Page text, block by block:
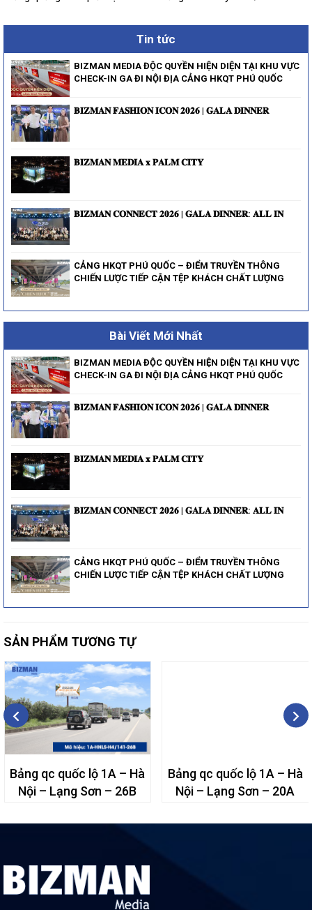
Tin tức
BIZMAN MEDIA ĐỘC QUYỀN HIỆN DIỆN TẠI KHU VỰC
CHECK-IN GA ĐI NỘI ĐỊA CẢNG HKQT PHÚ QUỐC
𝐁𝐈𝐙𝐌𝐀𝐍 𝐅𝐀𝐒𝐇𝐈𝐎𝐍 𝐈𝐂𝐎𝐍 𝟐𝟎𝟐𝟔 | 𝐆𝐀𝐋𝐀 𝐃𝐈𝐍𝐍𝐄𝐑
𝐁𝐈𝐙𝐌𝐀𝐍 𝐌𝐄𝐃𝐈𝐀 𝐱 𝐏𝐀𝐋𝐌 𝐂𝐈𝐓𝐘
𝐁𝐈𝐙𝐌𝐀𝐍 𝐂𝐎𝐍𝐍𝐄𝐂𝐓 𝟐𝟎𝟐𝟔 | 𝐆𝐀𝐋𝐀 𝐃𝐈𝐍𝐍𝐄𝐑: 𝐀𝐋𝐋 𝐈𝐍
CẢNG HKQT PHÚ QUỐC – ĐIỂM TRUYỀN THÔNG
CHIẾN LƯỢC TIẾP CẬN TỆP KHÁCH CHẤT LƯỢNG
Bài Viết Mới Nhất
BIZMAN MEDIA ĐỘC QUYỀN HIỆN DIỆN TẠI KHU VỰC
CHECK-IN GA ĐI NỘI ĐỊA CẢNG HKQT PHÚ QUỐC
𝐁𝐈𝐙𝐌𝐀𝐍 𝐅𝐀𝐒𝐇𝐈𝐎𝐍 𝐈𝐂𝐎𝐍 𝟐𝟎𝟐𝟔 | 𝐆𝐀𝐋𝐀 𝐃𝐈𝐍𝐍𝐄𝐑
𝐁𝐈𝐙𝐌𝐀𝐍 𝐌𝐄𝐃𝐈𝐀 𝐱 𝐏𝐀𝐋𝐌 𝐂𝐈𝐓𝐘
𝐁𝐈𝐙𝐌𝐀𝐍 𝐂𝐎𝐍𝐍𝐄𝐂𝐓 𝟐𝟎𝟐𝟔 | 𝐆𝐀𝐋𝐀 𝐃𝐈𝐍𝐍𝐄𝐑: 𝐀𝐋𝐋 𝐈𝐍
CẢNG HKQT PHÚ QUỐC – ĐIỂM TRUYỀN THÔNG
CHIẾN LƯỢC TIẾP CẬN TỆP KHÁCH CHẤT LƯỢNG
SẢN PHẨM TƯƠNG TỰ
Bảng qc quốc lộ 1A – Hà
Nội – Lạng Sơn – 26B
Bảng qc quốc lộ 1A – Hà
Nội – Lạng Sơn – 20A